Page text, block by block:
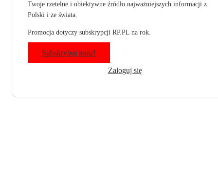
Twoje rzetelne i obiektywne źródło najważniejszych informacji z
Polski i ze świata.
Promocja dotyczy subskrypcji RP.PL na rok.
Subskrybuj teraz!
Zaloguj się